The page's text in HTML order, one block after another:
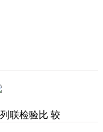
联检验比 较